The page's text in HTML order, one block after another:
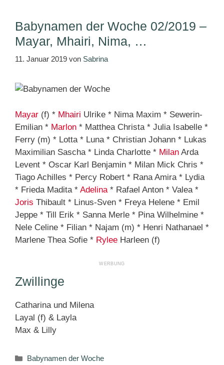
Babynamen der Woche 02/2019 –
Mayar, Mhairi, Nima, …
11. Januar 2019 von Sabrina
Mayar (f) * Mhairi Ulrike * Nima Maxim * Sewerin-
Emilian * Marlon * Matthea Christa * Julia Isabelle *
Ferry (m) * Lotta * Luna * Christian Johann * Lukas
Maximilian Sascha * Linda Charlotte * Milan Arda
Levent * Oscar Karl Benjamin * Milan Mick Chris *
Tiago Achilles * Percy Robert * Rana Amira * Lydia
* Frieda Madita * Adelina * Rafael Anton * Valea *
Joris Thibault * Linus-Sven * Freya Helene * Emil
Jeppe * Till Erik * Sanna Merle * Pina Wilhelmine *
Nele Celine * Filian * Najam (m) * Henri Nathanael *
Marlene Thea Sofie * Rylee Harleen (f)
Zwillinge
Catharina und Milena
Layal (f) & Layla
Max & Lilly
Kategorien
Babynamen der Woche